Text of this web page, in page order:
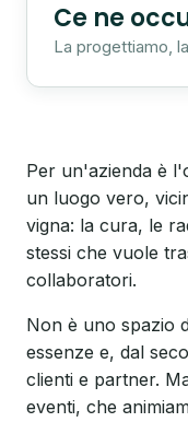
Ce ne
La progettiamo,
Per un'azienda è
un luogo vero,
vigna: la cura, le
stessi che vuole
collaboratori.
Non è uno spazio
essenze e, dal
clienti e partner.
eventi, che